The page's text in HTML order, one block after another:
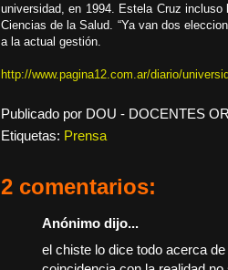
universidad, en 1994. Estela Cruz
Ciencias de la Salud. “Ya van dos
a la actual gestión.
http://www.pagina12.com.ar/diario/
Publicado por DOU - DOCENTES
Etiquetas: Prensa
2 comentarios:
Anónimo dijo...
el chiste lo dice todo acerca